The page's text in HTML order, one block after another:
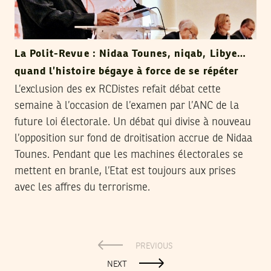
La Polit-Revue : Nidaa Tounes, niqab, Libye…
quand l’histoire bégaye à force de se répéter
L’exclusion des ex RCDistes refait débat cette
semaine à l’occasion de l’examen par l’ANC de la
future loi électorale. Un débat qui divise à nouveau
l’opposition sur fond de droitisation accrue de Nidaa
Tounes. Pendant que les machines électorales se
mettent en branle, l’Etat est toujours aux prises
avec les affres du terrorisme.
PREVIOUS
NEXT